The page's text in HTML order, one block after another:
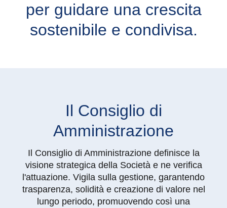
per guidare una crescita
sostenibile e condivisa.
Il Consiglio di
Amministrazione
Il Consiglio di Amministrazione definisce la
visione strategica della Società e ne verifica
l'attuazione. Vigila sulla gestione, garantendo
trasparenza, solidità e creazione di valore nel
lungo periodo, promuovendo così una